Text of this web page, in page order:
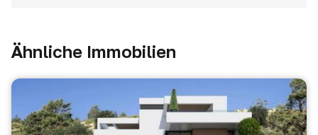
Ähnliche Immobilien